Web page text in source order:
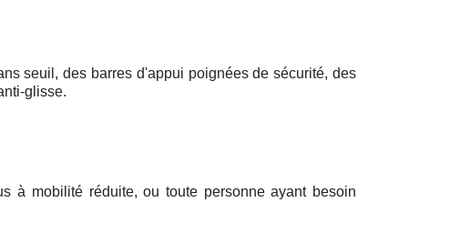
seuil, des barres d'appui poignées de sécurité, des
glisse.
à mobilité réduite, ou toute personne ayant besoin